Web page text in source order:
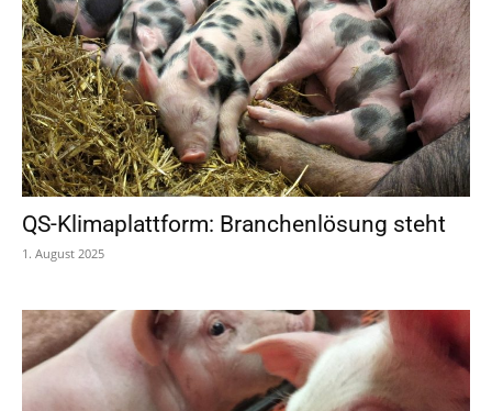
QS-Klimaplattform: Branchenlösung steht
1. August 2025